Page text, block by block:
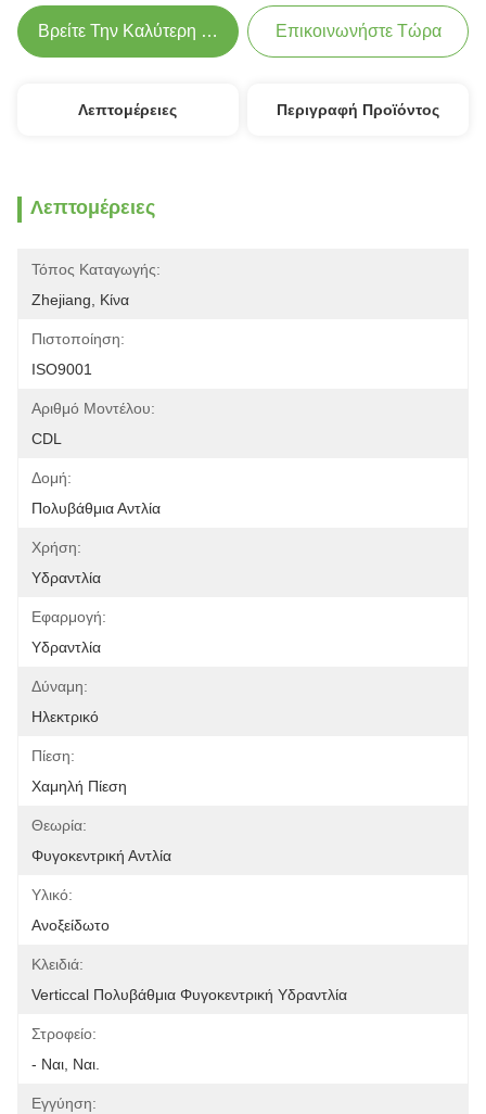
Βρείτε Την Καλύτερη Τιμή Επικοινωνήστε Τώρα
Λεπτομέρειες Περιγραφή Προϊόντος
Λεπτομέρειες
Τόπος Καταγωγής:
Zhejiang, Κίνα
Πιστοποίηση:
ISO9001
Αριθμό Μοντέλου:
CDL
Δομή:
Πολυβάθμια Αντλία
Χρήση:
Υδραντλία
Εφαρμογή:
Υδραντλία
Δύναμη:
Ηλεκτρικό
Πίεση:
Χαμηλή Πίεση
Θεωρία:
Φυγοκεντρική Αντλία
Υλικό:
Ανοξείδωτο
Κλειδιά:
Verticcal Πολυβάθμια Φυγοκεντρική Υδραντλία
Στροφείο:
- Ναι, Ναι.
Εγγύηση: